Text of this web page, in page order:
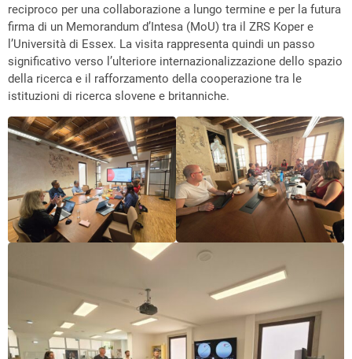
reciproco per una collaborazione a lungo termine e per la futura
firma di un Memorandum d’Intesa (MoU) tra il ZRS Koper e
l’Università di Essex. La visita rappresenta quindi un passo
significativo verso l’ulteriore internazionalizzazione dello spazio
della ricerca e il rafforzamento della cooperazione tra le
istituzioni di ricerca slovene e britanniche.